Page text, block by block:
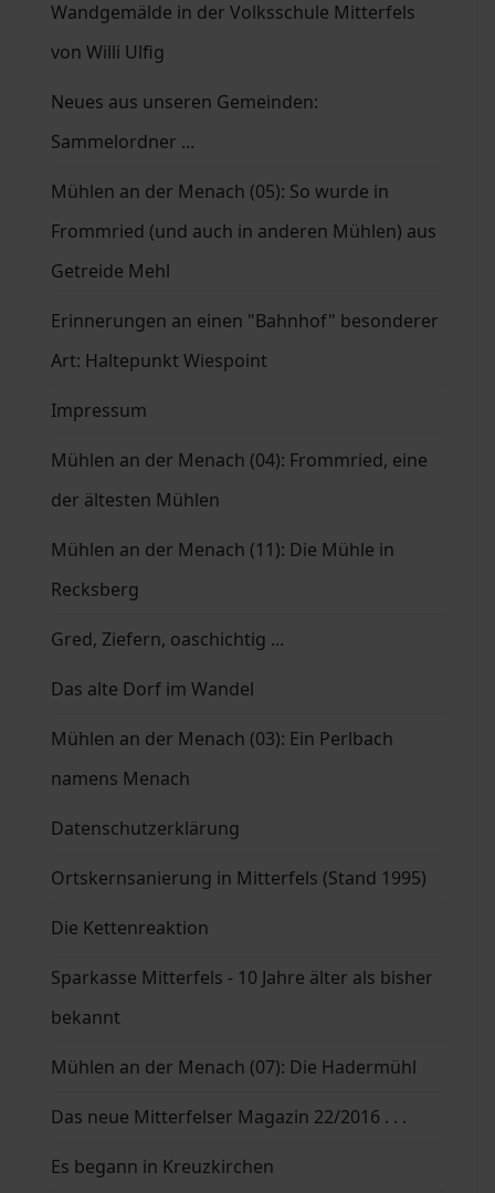
Wandgemälde in der Volksschule Mitterfels
von Willi Ulfig
Neues aus unseren Gemeinden:
Sammelordner ...
Mühlen an der Menach (05): So wurde in
Frommried (und auch in anderen Mühlen) aus
Getreide Mehl
Erinnerungen an einen "Bahnhof" besonderer
Art: Haltepunkt Wiespoint
Impressum
Mühlen an der Menach (04): Frommried, eine
der ältesten Mühlen
Mühlen an der Menach (11): Die Mühle in
Recksberg
Gred, Ziefern, oaschichtig ...
Das alte Dorf im Wandel
Mühlen an der Menach (03): Ein Perlbach
namens Menach
Datenschutzerklärung
Ortskernsanierung in Mitterfels (Stand 1995)
Die Kettenreaktion
Sparkasse Mitterfels - 10 Jahre älter als bisher
bekannt
Mühlen an der Menach (07): Die Hadermühl
Das neue Mitterfelser Magazin 22/2016 . . .
Es begann in Kreuzkirchen